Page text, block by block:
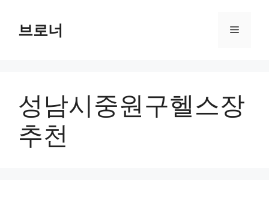
브로너 메
성남시중원구헬스장
추천